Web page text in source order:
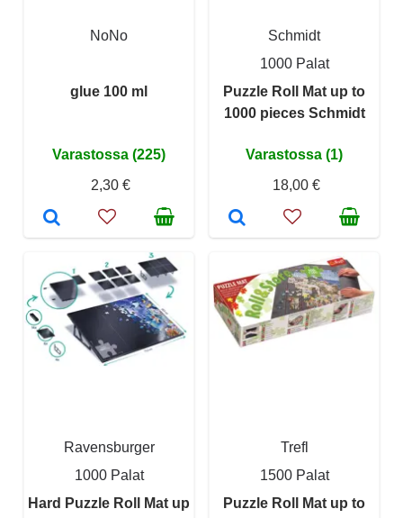
NoNo
glue 100 ml
Varastossa (225)
2,30 €
Schmidt
1000 Palat
Puzzle Roll Mat up to
1000 pieces Schmidt
Varastossa (1)
18,00 €
Ravensburger
1000 Palat
Hard Puzzle Roll Mat up
Trefl
1500 Palat
Puzzle Roll Mat up to